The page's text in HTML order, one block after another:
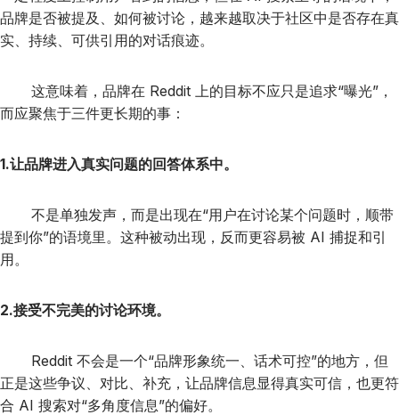
品牌是否被提及、如何被讨论，越来越取决于社区中是否存在真
实、持续、可供引用的对话痕迹。
这意味着，品牌在 Reddit 上的目标不应只是追求“曝光”，
而应聚焦于三件更长期的事：
1.让品牌进入真实问题的回答体系中。
不是单独发声，而是出现在“用户在讨论某个问题时，顺带
提到你”的语境里。这种被动出现，反而更容易被 AI 捕捉和引
用。
2.接受不完美的讨论环境。
Reddit 不会是一个“品牌形象统一、话术可控”的地方，但
正是这些争议、对比、补充，让品牌信息显得真实可信，也更符
合 AI 搜索对“多角度信息”的偏好。